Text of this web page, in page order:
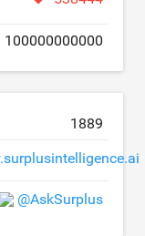
100000000000
1889
@AskSurplus